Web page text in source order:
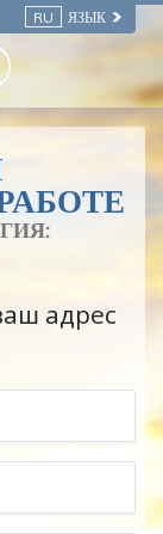
RU ЯЗЫК
адрес